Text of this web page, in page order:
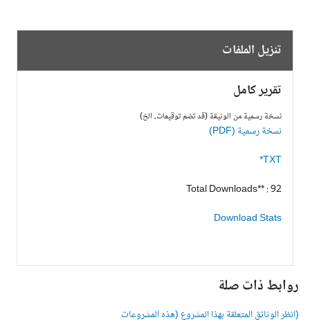
تنزيل الملفات
تقرير كامل
نسخة رسمية من الوثيقة (قد تضم توقيعات، الخ)
نسخة رسمية (PDF)
TXT*
Total Downloads** : 92
Download Stats
روابط ذات صلة
(انظر الوثائق المتعلقة بهذا المشروع (هذه المشروعات